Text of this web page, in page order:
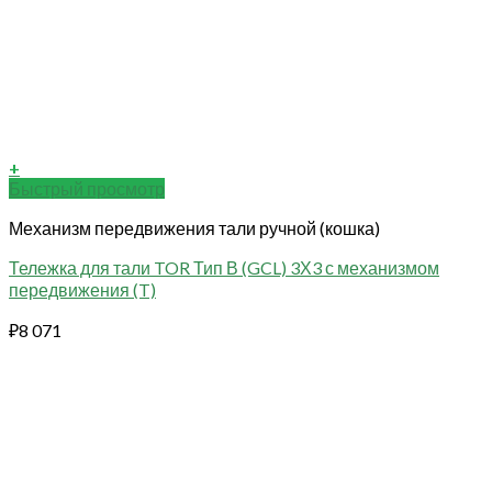
+
Быстрый просмотр
Механизм передвижения тали ручной (кошка)
Тележка для тали TOR Тип В (GCL) 3Х3 с механизмом
передвижения (T)
₽8 071